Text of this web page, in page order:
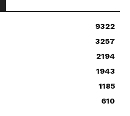
9322
3257
2194
1943
1185
610